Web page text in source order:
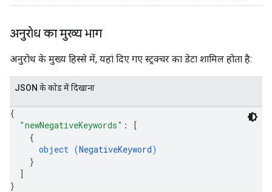
अनुरोध का मुख्य भाग
अनुरोध के मुख्य हिस्से में, यहां दिए गए स्ट्रक्चर का डेटा शामिल होता है:
JSON के काेड में दिखाना
{
"newNegativeKeywords" :
[
{
object (NegativeKeyword)
}
]
}